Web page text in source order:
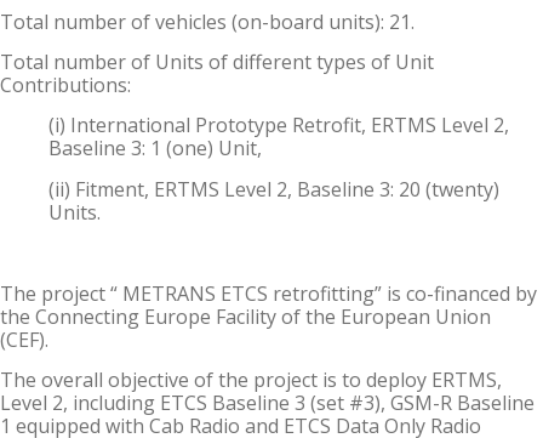
Total number of vehicles (on-board units): 21.
Total number of Units of different types of Unit
Contributions:
(i) International Prototype Retrofit, ERTMS Level 2,
Baseline 3: 1 (one) Unit,
(ii) Fitment, ERTMS Level 2, Baseline 3: 20 (twenty)
Units.
The project “ METRANS ETCS retrofitting” is co-financed by
the Connecting Europe Facility of the European Union
(CEF).
The overall objective of the project is to deploy ERTMS,
Level 2, including ETCS Baseline 3 (set #3), GSM-R Baseline
1 equipped with Cab Radio and ETCS Data Only Radio